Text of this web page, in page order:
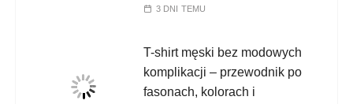
3 DNI TEMU
T-shirt męski bez modowych
komplikacji – przewodnik po
fasonach, kolorach i